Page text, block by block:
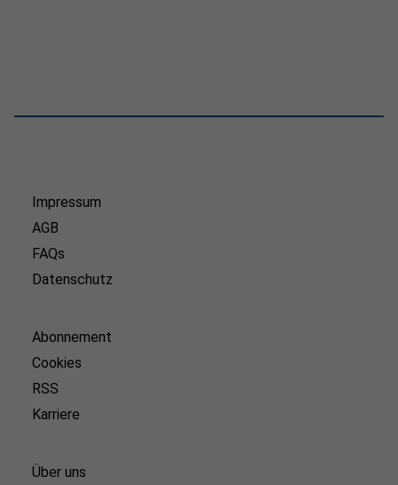
Impressum
AGB
FAQs
Datenschutz
Abonnement
Cookies
RSS
Karriere
Über uns